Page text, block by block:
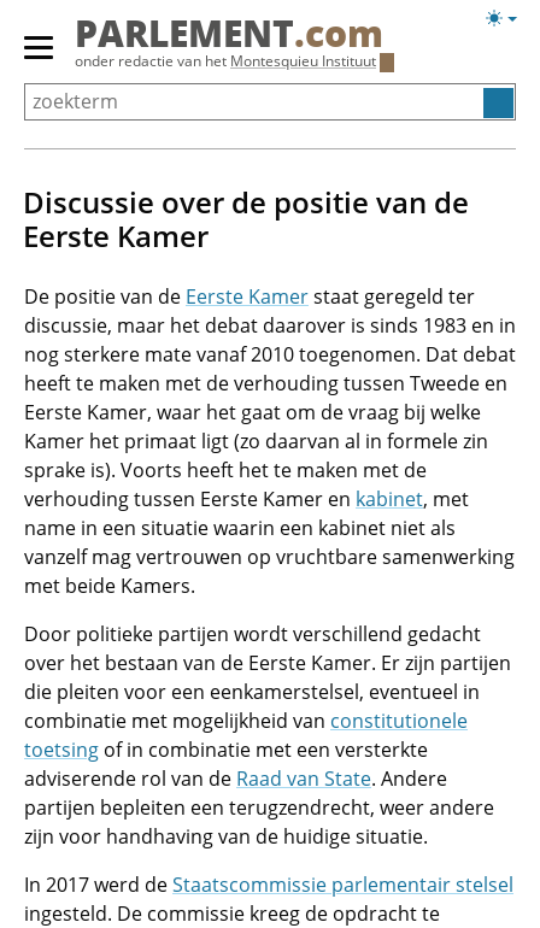
Overslaan
Primair
menu
tonen/verbergen
PARLEMENT.com
onder redactie van het Montesquieu Instituut
Discussie over de positie van de
Eerste Kamer
De positie van de Eerste Kamerstaat geregeld ter
discussie, maar het debat daarover is sinds 1983 en in
nog sterkere mate vanaf 2010 toegenomen. Dat debat
heeft te maken met de verhouding tussen Tweede en
Eerste Kamer, waar het gaat om de vraag bij welke
Kamer het primaat ligt (zo daarvan al in formele zin
sprake is). Voorts heeft het te maken met de
verhouding tussen Eerste Kamer en kabinet, met
name in een situatie waarin een kabinet niet als
vanzelf mag vertrouwen op vruchtbare samenwerking
met beide Kamers.
Door politieke partijen wordt verschillend gedacht
over het bestaan van de Eerste Kamer. Er zijn partijen
die pleiten voor een eenkamerstelsel, eventueel in
combinatie met mogelijkheid van constitutionele
toetsing of in combinatie met een versterkte
adviserende rol van de Raad van State. Andere
partijen bepleiten een terugzendrecht, weer andere
zijn voor handhaving van de huidige situatie.
In 2017 werd deStaatscommissie parlementair stelsel
ingesteld. De commissie kreeg de opdracht te